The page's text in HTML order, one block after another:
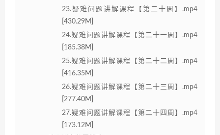
23.疑难问题讲解课程【第二十周】.mp4
[430.29M]
24.疑难问题讲解课程【第二十一周】.mp4
[185.38M]
25.疑难问题讲解课程【第二十二周】.mp4
[416.35M]
26.疑难问题讲解课程【第二十三周】.mp4
[277.40M]
27.疑难问题讲解课程【第二十四周】.mp4
[173.12M]